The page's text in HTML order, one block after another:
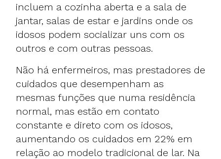
incluem a cozinha aberta e a sala de
jantar, salas de estar e jardins onde os
idosos podem socializar uns com os
outros e com outras pessoas.
Não há enfermeiros, mas prestadores de
cuidados que desempenham as
mesmas funções que numa residência
normal, mas estão em contato
constante e direto com os idosos,
aumentando os cuidados em 22% em
relação ao modelo tradicional de lar. Na